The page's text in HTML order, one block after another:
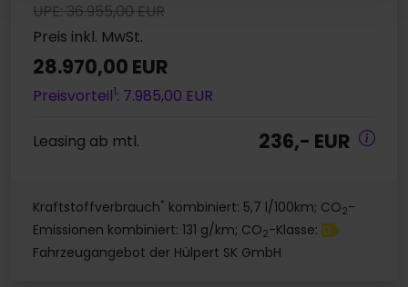
UPE: 36.955,00 EUR
Preis inkl. MwSt.
28.970,00 EUR
Preisvorteil1: 7.985,00 EUR
Leasing ab mtl. 236,- EUR
Kraftstoffverbrauch* kombiniert: 5,7 l/100km; CO2-
Emissionen kombiniert: 131 g/km; CO2-Klasse: D
Fahrzeugangebot der Hülpert SK GmbH